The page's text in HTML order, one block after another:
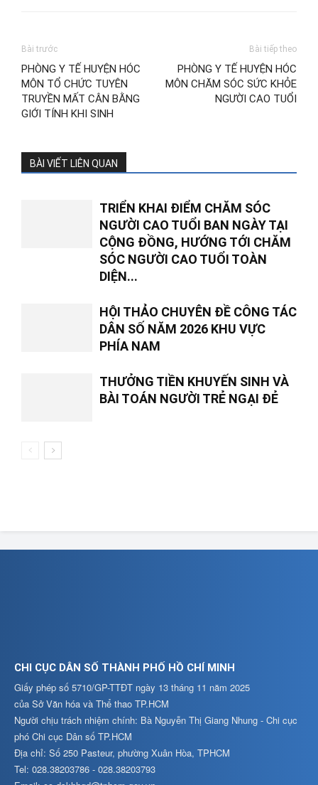
Bài trước
PHÒNG Y TẾ HUYỆN HÓC
MÔN TỔ CHỨC TUYÊN
TRUYỀN MẤT CÂN BẰNG
GIỚI TÍNH KHI SINH
Bài tiếp theo
PHÒNG Y TẾ HUYỆN HÓC
MÔN CHĂM SÓC SỨC KHỎE
NGƯỜI CAO TUỔI
BÀI VIẾT LIÊN QUAN
TRIỂN KHAI ĐIỂM CHĂM SÓC
NGƯỜI CAO TUỔI BAN NGÀY TẠI
CỘNG ĐỒNG, HƯỚNG TỚI CHĂM
SÓC NGƯỜI CAO TUỔI TOÀN
DIỆN...
HỘI THẢO CHUYÊN ĐỀ CÔNG TÁC
DÂN SỐ NĂM 2026 KHU VỰC
PHÍA NAM
THƯỞNG TIỀN KHUYẾN SINH VÀ
BÀI TOÁN NGƯỜI TRẺ NGẠI ĐẺ
CHI CỤC DÂN SỐ THÀNH PHỐ HỒ CHÍ MINH
Giấy phép số 5710/GP-TTĐT ngày 13 tháng 11 năm 2025
của Sở Văn hóa và Thể thao TP.HCM
Người chịu trách nhiệm chính: Bà Nguyễn Thị Giang Nhung - Chi cục
phó Chi cục Dân số TP.HCM
Địa chỉ: Số 250 Pasteur, phường Xuân Hòa, TPHCM
Tel: 028.38203786 - 028.38203793